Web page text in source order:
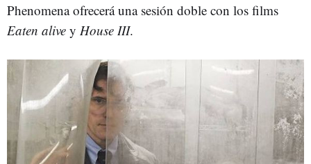
Phenomena ofrecerá una sesión doble con los films
Eaten alive y House III.